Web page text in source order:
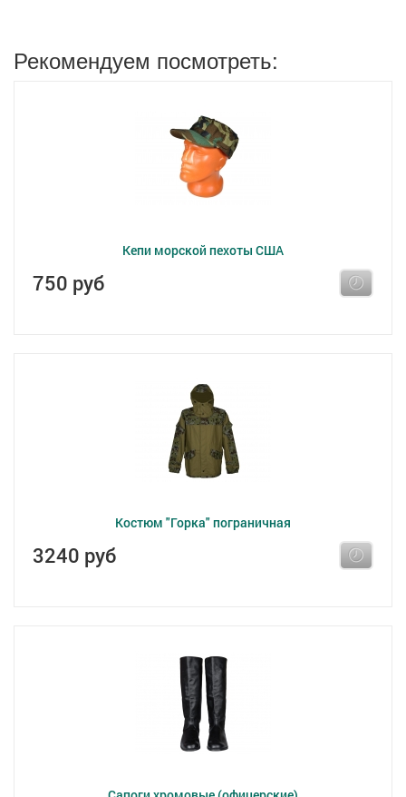
Рекомендуем посмотреть:
Кепи морской пехоты США
750 руб
Костюм "Горка" пограничная
3240 руб